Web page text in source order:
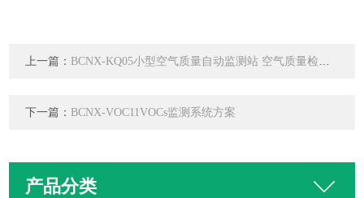
上一篇： BCNX-KQ05小型空气质量自动监测站 空气质量检测仪 空气质量自动监测系统
下一篇： BCNX-VOC11VOCs监测系统方案
产品分类